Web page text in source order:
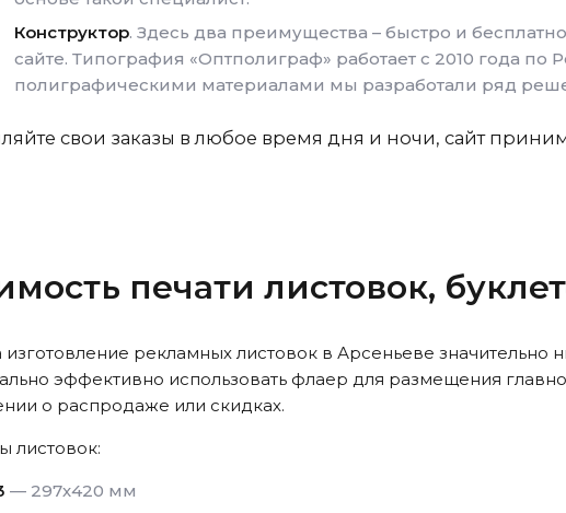
Конструктор. Здесь два преимущества – быстро и
сайте. Типография «Оптполиграф» работает с 2010 года по
полиграфическими материалами мы разработали ряд
свои заказы в любое время дня и ночи, сайт
печати листовок,
изготовление рекламных листовок в Арсеньеве значительно
эффективно использовать флаер для размещения
о распродаже или скидках.
листовок:
— 297х420 мм